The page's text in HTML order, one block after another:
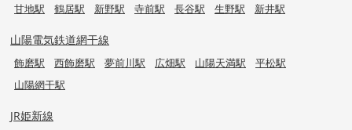
甘地駅
鶴居駅 新野駅 寺前駅 長谷駅 生野駅 新井駅
山陽電気鉄道網干線
飾磨駅 西飾磨駅 夢前川駅 広畑駅 山陽天満駅
平松駅
山陽網干駅
JR姫新線